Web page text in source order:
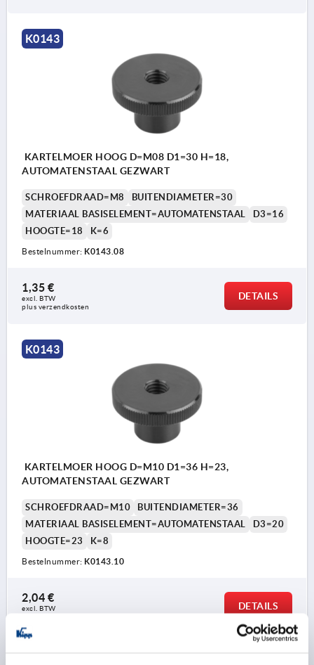
K0143
KARTELMOER HOOG D=M08 D1=30 H=18,
AUTOMATENSTAAL GEZWART
SCHROEFDRAAD=M8
BUITENDIAMETER=30
MATERIAAL BASISELEMENT=AUTOMATENSTAAL
D3=16
HOOGTE=18
K=6
Bestelnummer: K0143.08
1,35 €
excl. BTW
plus verzendkosten
DETAILS
K0143
KARTELMOER HOOG D=M10 D1=36 H=23,
AUTOMATENSTAAL GEZWART
SCHROEFDRAAD=M10
BUITENDIAMETER=36
MATERIAAL BASISELEMENT=AUTOMATENSTAAL
D3=20
HOOGTE=23
K=8
Bestelnummer: K0143.10
2,04 €
excl. BTW
DETAILS